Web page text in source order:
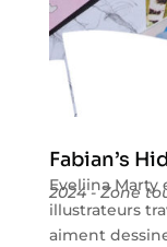
Fabian’s
2024 - Zone
Eveliina Marty
illustrateurs
aiment